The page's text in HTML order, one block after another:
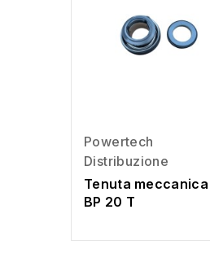
Powertech
Distribuzione
Tenuta
BP 20 T